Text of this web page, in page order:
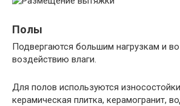
Полы
Подвергаются большим нагрузкам и
воздействию влаги.
Для полов используются
керамическая плитка, керамогранит,